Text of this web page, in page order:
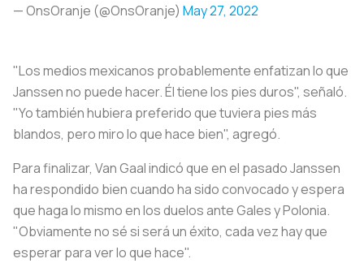
— OnsOranje (@OnsOranje) May 27, 2022
"Los medios mexicanos probablemente enfatizan lo que
Janssen no puede hacer. Él tiene los pies duros", señaló.
"Yo también hubiera preferido que tuviera pies más
blandos, pero miro lo que hace bien", agregó.
Para finalizar, Van Gaal indicó que en el pasado Janssen
ha respondido bien cuando ha sido convocado y espera
que haga lo mismo en los duelos ante Gales y Polonia.
"Obviamente no sé si será un éxito, cada vez hay que
esperar para ver lo que hace".